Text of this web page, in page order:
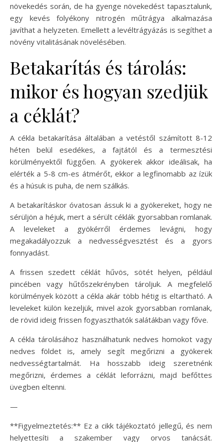
növekedés során, de ha gyenge növekedést tapasztalunk,
egy kevés folyékony nitrogén műtrágya alkalmazása
javíthat a helyzeten. Emellett a levéltrágyázás is segíthet a
növény vitalitásának növelésében.
Betakarítás és tárolás:
mikor és hogyan szedjük
a céklát?
A cékla betakarítása általában a vetéstől számított 8-12
héten belül esedékes, a fajtától és a termesztési
körülményektől függően. A gyökerek akkor ideálisak, ha
elérték a 5-8 cm-es átmérőt, ekkor a legfinomabb az ízük
és a húsuk is puha, de nem szálkás.
A betakarításkor óvatosan ássuk ki a gyökereket, hogy ne
sérüljön a héjuk, mert a sérült céklák gyorsabban romlanak.
A leveleket a gyökérről érdemes levágni, hogy
megakadályozzuk a nedvességvesztést és a gyors
fonnyadást.
A frissen szedett céklát hűvös, sötét helyen, például
pincében vagy hűtőszekrényben tároljuk. A megfelelő
körülmények között a cékla akár több hétig is eltartható. A
leveleket külön kezeljük, mivel azok gyorsabban romlanak,
de rövid ideig frissen fogyaszthatók salátákban vagy főve.
A cékla tárolásához használhatunk nedves homokot vagy
nedves földet is, amely segít megőrizni a gyökerek
nedvességtartalmát. Ha hosszabb ideig szeretnénk
megőrizni, érdemes a céklát leforrázni, majd befőttes
üvegben eltenni.
—
**Figyelmeztetés:** Ez a cikk tájékoztató jellegű, és nem
helyettesíti a szakember vagy orvos tanácsát.